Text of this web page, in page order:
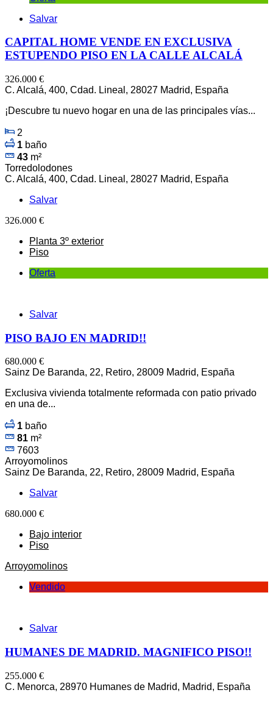
Salvar
CAPITAL HOME VENDE EN EXCLUSIVA
ESTUPENDO PISO EN LA CALLE ALCALÁ
326.000 €
C. Alcalá, 400, Cdad. Lineal, 28027 Madrid, España
¡Descubre tu nuevo hogar en una de las principales vías...
2
1 baño
43 m²
Torredolodones
C. Alcalá, 400, Cdad. Lineal, 28027 Madrid, España
Salvar
326.000 €
Planta 3º exterior
Piso
Oferta
Salvar
PISO BAJO EN MADRID!!
680.000 €
Sainz De Baranda, 22, Retiro, 28009 Madrid, España
Exclusiva vivienda totalmente reformada con patio privado
en una de...
1 baño
81 m²
7603
Arroyomolinos
Sainz De Baranda, 22, Retiro, 28009 Madrid, España
Salvar
680.000 €
Bajo interior
Piso
Arroyomolinos
Vendido
Salvar
HUMANES DE MADRID. MAGNIFICO PISO!!
255.000 €
C. Menorca, 28970 Humanes de Madrid, Madrid, España